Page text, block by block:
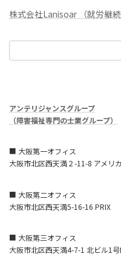
株式会社Lanisoar （就労継
アンテリジャンスグループ
（障害福祉専門の士業グループ）
■ 大阪第一オフィス
大阪市北区西天満２-11-8 アメリ
■ 大阪第二オフィス
大阪市北区西天満5-16-16 PRIX
■ 大阪第三オフィス
大阪市北区西天満4-7-1 北ビル1